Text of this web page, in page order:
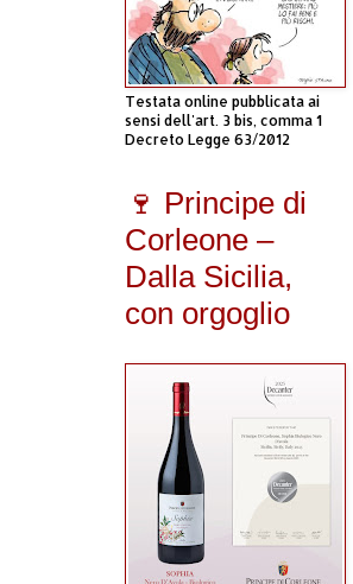
Testata online pubblicata ai
sensi dell'art. 3 bis, comma 1
Decreto Legge 63/2012
🍷 Principe di
Corleone –
Dalla Sicilia,
con orgoglio